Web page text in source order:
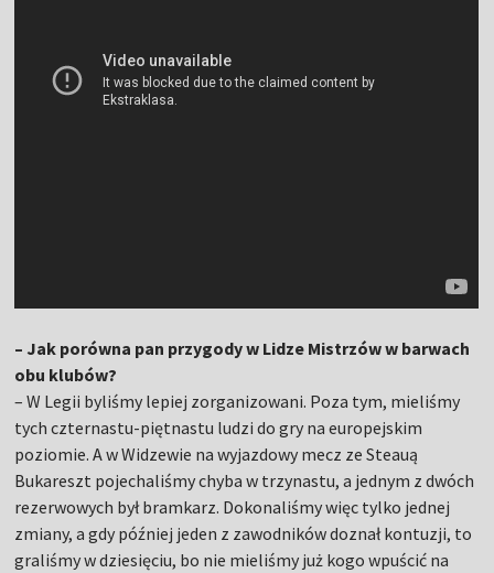
– Jak porówna pan przygody w Lidze Mistrzów w barwach
obu klubów?
– W Legii byliśmy lepiej zorganizowani. Poza tym, mieliśmy
tych czternastu-piętnastu ludzi do gry na europejskim
poziomie. A w Widzewie na wyjazdowy mecz ze Steauą
Bukareszt pojechaliśmy chyba w trzynastu, a jednym z dwóch
rezerwowych był bramkarz. Dokonaliśmy więc tylko jednej
zmiany, a gdy później jeden z zawodników doznał kontuzji, to
graliśmy w dziesięciu, bo nie mieliśmy już kogo wpuścić na